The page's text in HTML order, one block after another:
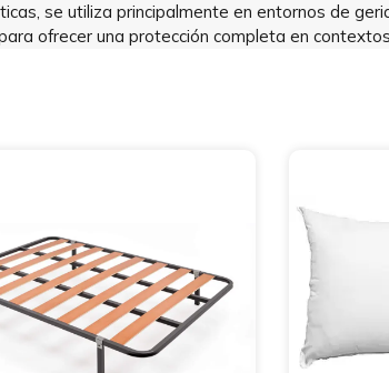
se utiliza principalmente en entornos de
ofrecer una protección completa en